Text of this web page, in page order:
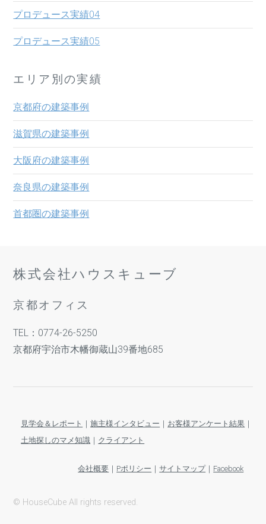
プロデュース実績04
プロデュース実績05
エリア別の実績
京都府の建築事例
滋賀県の建築事例
大阪府の建築事例
奈良県の建築事例
首都圏の建築事例
株式会社ハウスキューブ
京都オフィス
TEL：0774-26-5250
京都府宇治市木幡御蔵山39番地685
見学会＆レポート ｜施主様インタビュー ｜ お客様アンケート結果 ｜
土地探しのマメ知識 ｜ クライアント
会社概要 ｜ Pポリシー ｜サイトマップ｜ Facebook
© HouseCube All rights reserved.